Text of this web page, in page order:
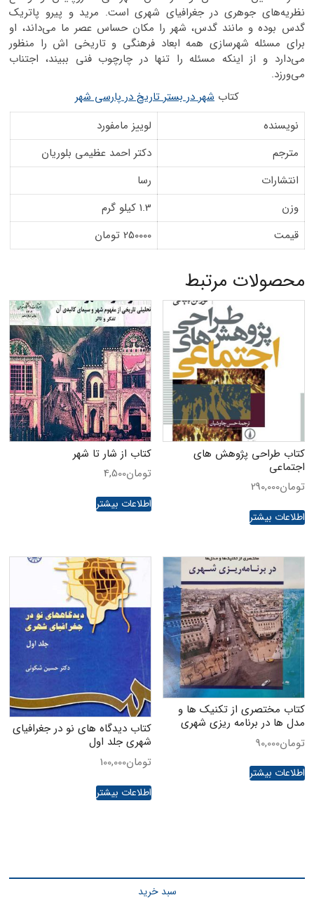
نظریه‌های جوهری در جغرافیای شهری است. مرید و پیرو پاتریک
گدس بوده و مانند گدس، شهر را مکان حساس عصر ما می‌داند، او
برای مسئله شهرسازی همه ابعاد فرهنگی و تاریخی اش را منظور
می‌دارد و از اینکه مسئله را تنها در چارچوب فنی ببیند، اجتناب
می‌ورزد.
کتاب شهر در بستر تاریخ در پارسی شهر
نویسنده
لوییز مامفورد
مترجم
دکتر احمد عظیمی بلوریان
انتشارات
رسا
وزن
1.3 کیلو گرم
قیمت
250000 تومان
محصولات مرتبط
کتاب طراحی پژوهش های
اجتماعی
تومان290,000
اطلاعات بیشتر
کتاب از شار تا شهر
تومان4,500
اطلاعات بیشتر
کتاب مختصری از تکنیک ها و
مدل ها در برنامه ریزی شهری
تومان90,000
اطلاعات بیشتر
کتاب دیدگاه های نو در جغرافیای
شهری جلد اول
تومان100,000
اطلاعات بیشتر
سبد خرید